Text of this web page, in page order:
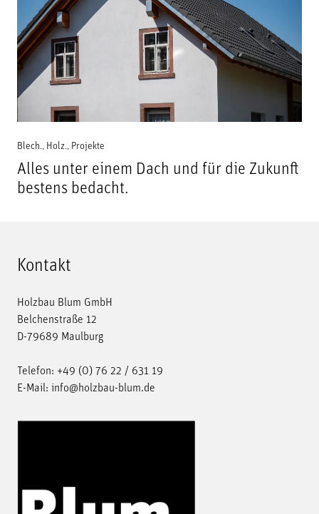
Blech., Holz., Projekte
Alles unter einem Dach und für die Zukunft
bestens bedacht.
Kontakt
Holzbau Blum GmbH
Belchenstraße 12
D-79689 Maulburg
Telefon: +49 (0) 76 22 / 631 19
E-Mail: info@holzbau-blum.de